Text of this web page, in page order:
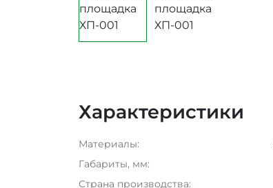
Характеристики
Материалы:
Габариты, мм:
Страна производства: